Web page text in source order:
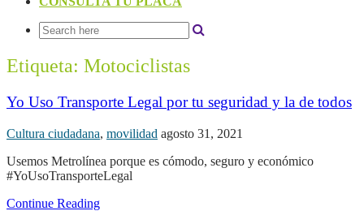
Etiqueta: Motociclistas
Yo Uso Transporte Legal por tu seguridad y la de todos
Cultura ciudadana, movilidad agosto 31, 2021
Usemos Metrolínea porque es cómodo, seguro y económico
#YoUsoTransporteLegal
Continue Reading